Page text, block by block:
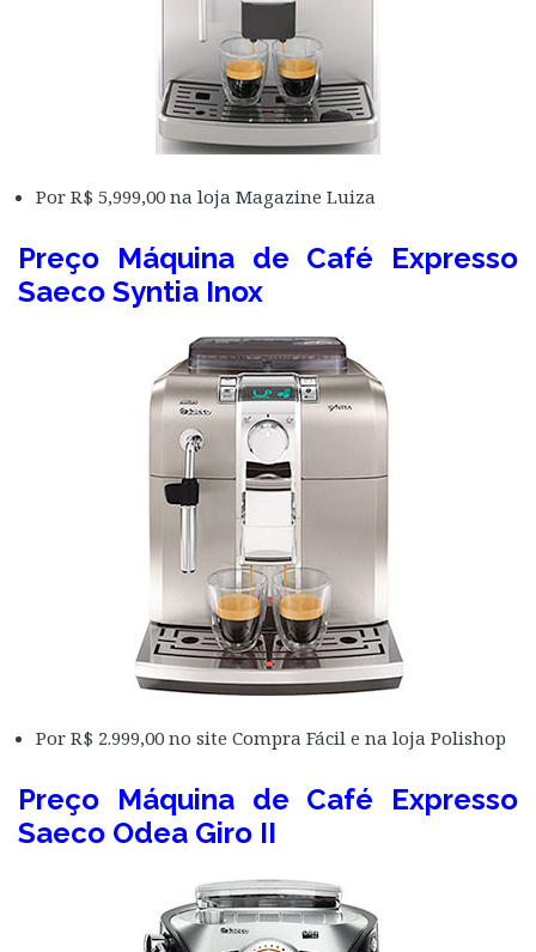
Por R$ 5,999,00 na loja Magazine Luiza
Preço Máquina de Café Expresso
Saeco Syntia Inox
Por R$ 2.999,00 no site Compra Fácil e na loja Polishop
Preço Máquina de Café Expresso
Saeco Odea Giro II